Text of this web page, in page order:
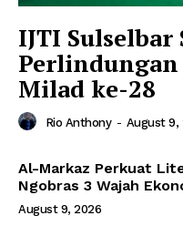
IJTI Sulselbar
Milad ke-28
Rio Anthony - August 9,
Al-Markaz Perkuat
Ngobras 3 Wajah
August 9, 2026